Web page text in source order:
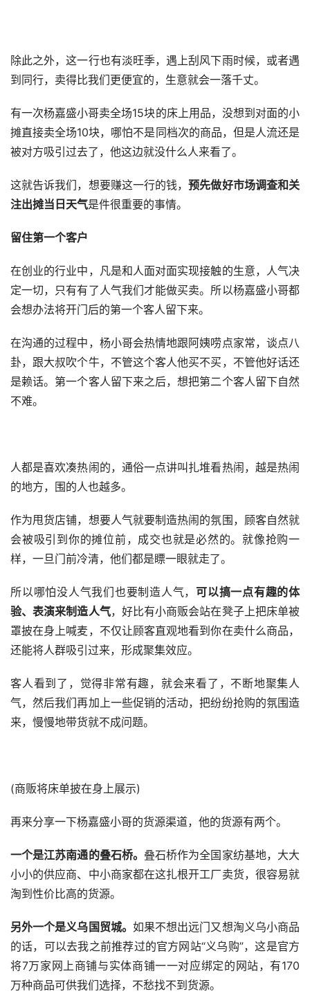
除此之外，这一行也有淡旺季，遇上刮风下雨时候，或者遇
到同行，卖得比我们更便宜的，生意就会一落千丈。
有一次杨嘉盛小哥卖全场15块的床上用品，没想到对面的小
摊直接卖全场10块，哪怕不是同档次的商品，但是人流还是
被对方吸引过去了，他这边就没什么人来看了。
这就告诉我们，想要赚这一行的钱，预先做好市场调查和关
注出摊当日天气是件很重要的事情。
留住第一个客户
在创业的行业中，凡是和人面对面实现接触的生意，人气决
定一切，只有有了人气我们才能做买卖。所以杨嘉盛小哥都
会想办法将开门后的第一个客人留下来。
在沟通的过程中，杨小哥会热情地跟阿姨唠点家常，谈点八
卦，跟大叔吹个牛，不管这个客人他买不买，不管他好话还
是赖话。第一个客人留下来之后，想把第二个客人留下自然
不难。
人都是喜欢凑热闹的，通俗一点讲叫扎堆看热闹，越是热闹
的地方，围的人也越多。
作为甩货店铺，想要人气就要制造热闹的氛围，顾客自然就
会被吸引到你的摊位前，成交也就是必然的。就像抢购一
样，一旦门前冷清，他们都是瞟一眼就走了。
所以哪怕没人气我们也要制造人气， 可以搞一点有趣的体
验、表演来制造人气，好比有小商贩会站在凳子上把床单被
罩披在身上喊麦，不仅让顾客直观地看到你在卖什么商品，
还能将人群吸引过来，形成聚集效应。
客人看到了，觉得非常有趣，就会来看了，不断地聚集人
气，然后我们再加上一些促销的活动，把纷纷抢购的氛围造
来，慢慢地带货就不成问题。
(商贩将床单披在身上展示)
再来分享一下杨嘉盛小哥的货源渠道，他的货源有两个。
一个是江苏南通的叠石桥。 叠石桥作为全国家纺基地，大大
小小的供应商、中小商家都在这扎根开工厂卖货，很容易就
淘到性价比高的货源。
另外一个是义乌国贸城。 如果不想出远门又想淘义乌小商品
的话，可以去我之前推荐过的官方网站“义乌购”，这是官方
将7万家网上商铺与实体商铺一一对应绑定的网站，有170
万种商品可供我们选择，不愁找不到货源。